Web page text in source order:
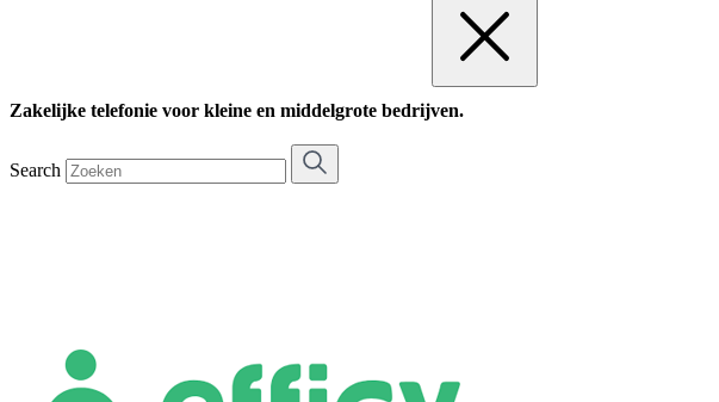
Zakelijke telefonie voor kleine en middelgrote bedrijven.
Search